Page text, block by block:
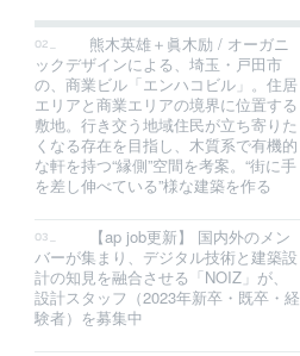
熊木英雄＋眞木励 / オーガニ
ックデザインによる、埼玉・戸田市
の、商業ビル「エンハコビル」。住居
エリアと商業エリアの境界に位置する
敷地。行き交う地域住民が立ち寄りた
くなる存在を目指し、木質系で有機的
な軒を持つ“縁側”空間を考案。“街に手
を差し伸べている”様な建築を作る
【ap job更新】 国内外のメン
バーが集まり、デジタル技術と建築設
計の知見を融合させる「NOIZ」が、
設計スタッフ（2023年新卒・既卒・経
験者）を募集中